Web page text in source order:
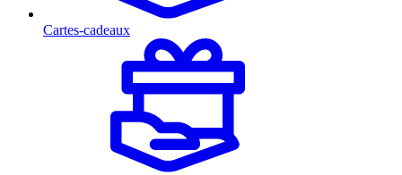
Cartes-cadeaux